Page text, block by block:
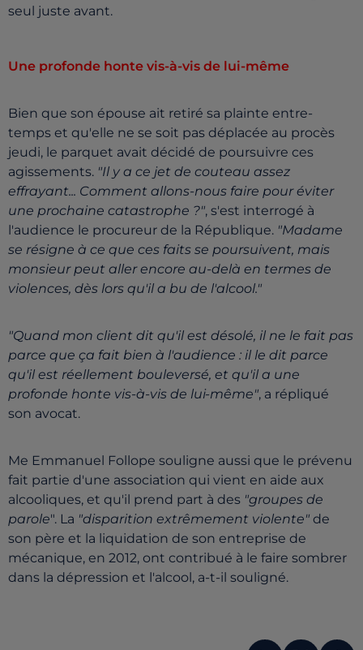
seul juste avant.
Une profonde honte vis-à-vis de lui-même
Bien que son épouse ait retiré sa plainte entre-
temps et qu'elle ne se soit pas déplacée au procès
jeudi, le parquet avait décidé de poursuivre ces
agissements. "Il y a ce jet de couteau assez
effrayant... Comment allons-nous faire pour éviter
une prochaine catastrophe ?", s'est interrogé à
l'audience le procureur de la République. "Madame
se résigne à ce que ces faits se poursuivent, mais
monsieur peut aller encore au-delà en termes de
violences, dès lors qu'il a bu de l'alcool."
"Quand mon client dit qu'il est désolé, il ne le fait pas
parce que ça fait bien à l'audience : il le dit parce
qu'il est réellement bouleversé, et qu'il a une
profonde honte vis-à-vis de lui-même", a répliqué
son avocat.
Me Emmanuel Follope souligne aussi que le prévenu
fait partie d'une association qui vient en aide aux
alcooliques, et qu'il prend part à des "groupes de
parole". La "disparition extrêmement violente" de
son père et la liquidation de son entreprise de
mécanique, en 2012, ont contribué à le faire sombrer
dans la dépression et l'alcool, a-t-il souligné.